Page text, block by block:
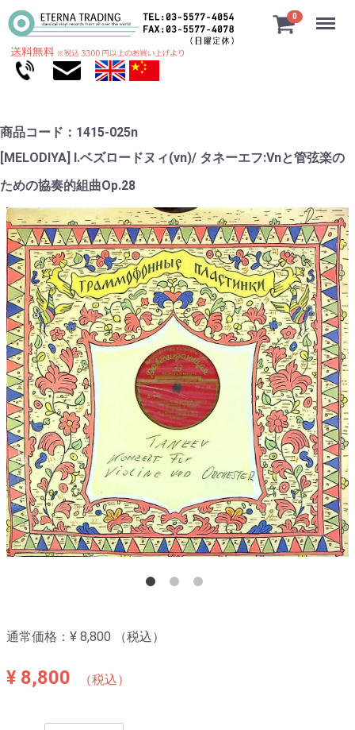
0 Menu
商品コード：1415-025n
[MELODIYA] I.ベズロードヌィ(vn)/ タネーエフ:Vnと管弦楽の
ための協奏的組曲Op.28
通常価格： ¥ 8,800 （税込）
¥ 8,800 （税込）